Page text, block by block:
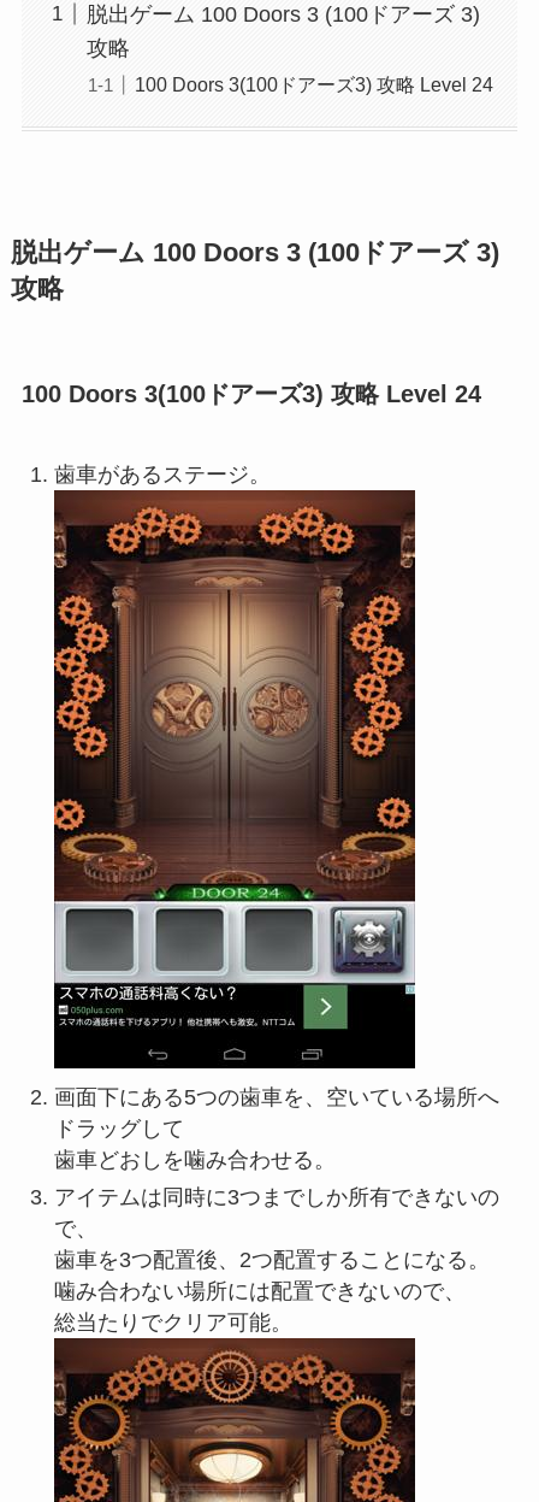
脱出ゲーム 100 Doors 3 (100ドアーズ 3)
攻略
100 Doors 3(100ドアーズ3) 攻略 Level 24
脱出ゲーム 100 Doors 3 (100ドアーズ 3)
攻略
100 Doors 3(100ドアーズ3) 攻略 Level 24
歯車があるステージ。
画面下にある5つの歯車を、空いている場所へ
ドラッグして
歯車どおしを噛み合わせる。
アイテムは同時に3つまでしか所有できないの
で、
歯車を3つ配置後、2つ配置することになる。
噛み合わない場所には配置できないので、
総当たりでクリア可能。